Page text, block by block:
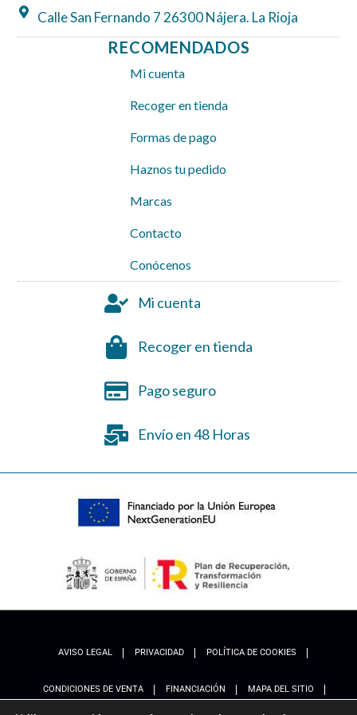
Calle San Fernando 7 26300 Nájera. La Rioja
RECOMENDADOS
Mi cuenta
Recoger en tienda
Formas de pago
Haznos tu pedido
Marcas
Contacto
Conócenos
Mi cuenta
Recoger en tienda
Pago seguro
Envío en 48 Horas
AVISO LEGAL PRIVACIDAD POLÍTICA DE COOKIES
CONDICIONES DE VENTA FINANCIACIÓN MAPA DEL SITIO